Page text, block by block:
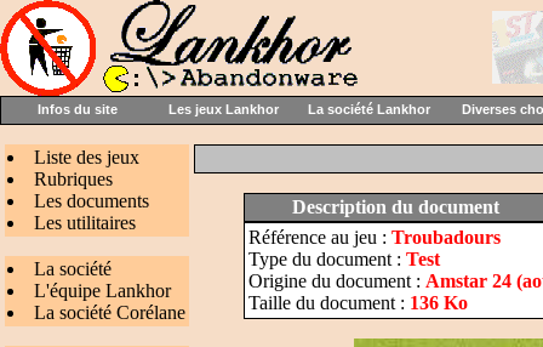
Infos du site Les jeux Lankhor La société Lankhor Diverses
Liste des jeux
Rubriques
Les documents
Les utilitaires
La société
L'équipe Lankhor
La société Corélane
Description du document
Référence au jeu : Troubadours
Type du document : Test
Origine du document : Amstar 24
Taille du document : 136 Ko